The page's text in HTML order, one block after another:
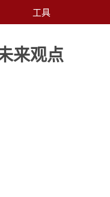
工具
来观点